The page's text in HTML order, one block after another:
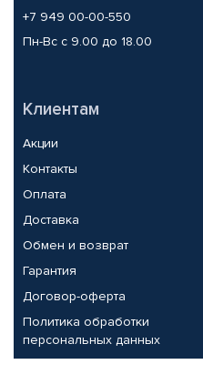
+7 949 00-00-550
Пн-Вс с 9.00 до 18.00
Клиентам
Акции
Контакты
Оплата
Доставка
Обмен и возврат
Гарантия
Договор-оферта
Политика обработки
персональных данных